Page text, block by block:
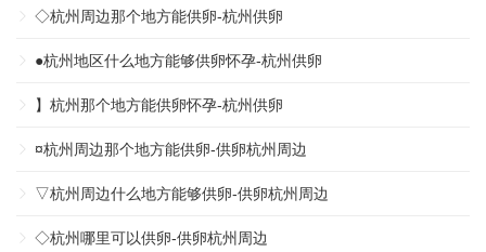
◇杭州周边那个地方能供卵-杭州供卵
●杭州地区什么地方能够供卵怀孕-杭州供卵
】杭州那个地方能供卵怀孕-杭州供卵
¤杭州周边那个地方能供卵-供卵杭州周边
▽杭州周边什么地方能够供卵-供卵杭州周边
◇杭州哪里可以供卵-供卵杭州周边